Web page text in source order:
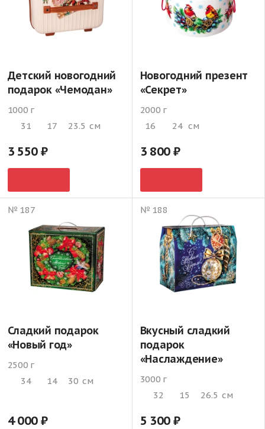
Детский новогодний
подарок «Чемодан»
1000 г
31
17 23.5 см
3 550
Новогодний презент
«Секрет»
2000 г
16
24 см
3 800
№ 187
Сладкий подарок
«Новый год»
2500 г
34
14 30 см
4 000
№ 188
Вкусный сладкий
подарок
«Наслаждение»
3000 г
32
15 26.5 см
5 300